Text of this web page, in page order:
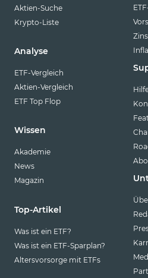
Aktien-Suche
Krypto-Liste
Analyse
ETF-Vergleich
Aktien-Vergleich
ETF Top Flop
Wissen
Akademie
News
Magazin
Top-Artikel
Was ist ein ETF?
Was ist ein ETF-Sparplan?
Altersvorsorge mit ETFs